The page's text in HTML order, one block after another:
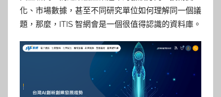
化、市場數據，甚至不同研究單位如何理解同一個議
題，那麼，ITIS 智網會是一個很值得認識的資料庫。